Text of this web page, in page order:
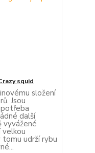
squid
složení
Jsou
další
vyvážené
velkou
udrží rybu